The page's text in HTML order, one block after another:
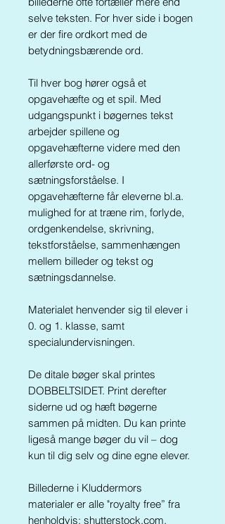
selve teksten. For hver side i bogen
er der fire ordkort med de
betydningsbærende ord.
Til hver bog hører også et
opgavehæfte og et spil. Med
udgangspunkt i bøgernes tekst
arbejder spillene og
opgavehæfterne videre med den
allerførste ord- og
sætningsforståelse. I
opgavehæfterne får eleverne bl.a.
mulighed for at træne rim, forlyde,
ordgenkendelse, skrivning,
tekstforståelse, sammenhængen
mellem billeder og tekst og
sætningsdannelse.
Materialet henvender sig til elever i
0. og 1. klasse, samt
specialundervisningen.
De ditale bøger skal printes
DOBBELTSIDET. Print derefter
siderne ud og hæft bøgerne
sammen på midten. Du kan printe
ligeså mange bøger du vil – dog
kun til dig selv og dine egne elever.
Billederne i Kluddermors
materialer er alle "royalty free” fra
henholdvis: shutterstock.com,